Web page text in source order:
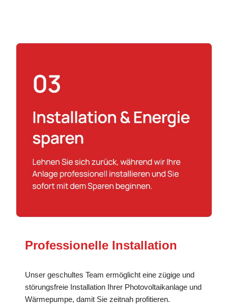
Professionelle Installation
Unser geschultes Team ermöglicht eine zügige und
störungsfreie Installation Ihrer Photovoltaikanlage und
Wärmepumpe, damit Sie zeitnah profitieren.